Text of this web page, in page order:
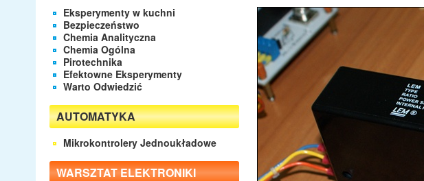
Eksperymenty w kuchni
Bezpieczeństwo
Chemia Analityczna
Chemia Ogólna
Pirotechnika
Efektowne Eksperymenty
Warto Odwiedzić
AUTOMATYKA
Mikrokontrolery Jednoukładowe
WARSZTAT ELEKTRONIKI